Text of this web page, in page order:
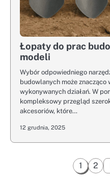
Łopaty do prac
modeli
Wybór odpowiedniego
budowlanych może znacząco
wykonywanych działań. W
kompleksowy przegląd
akcesoriów, które…
12 grudnia, 2025
1 2